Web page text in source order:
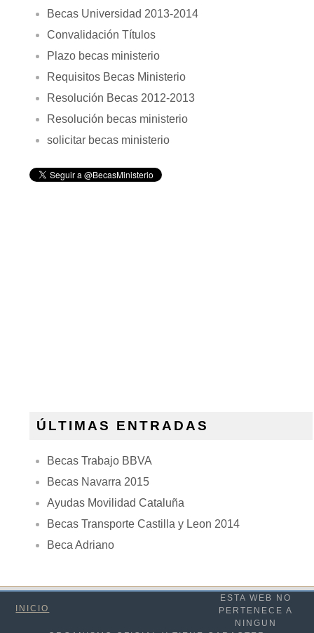
Becas Universidad 2013-2014
Convalidación Títulos
Plazo becas ministerio
Requisitos Becas Ministerio
Resolución Becas 2012-2013
Resolución becas ministerio
solicitar becas ministerio
ÚLTIMAS ENTRADAS
Becas Trabajo BBVA
Becas Navarra 2015
Ayudas Movilidad Cataluña
Becas Transporte Castilla y Leon 2014
Beca Adriano
INICIO
ESTA WEB NO
PERTENECE A
NINGUN